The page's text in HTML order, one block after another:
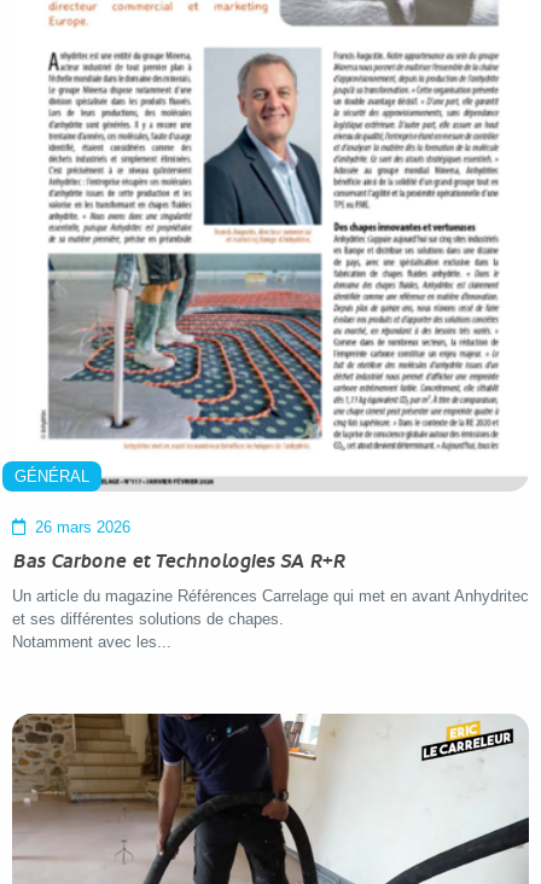
GÉNÉRAL
26 mars 2026
Bas Carbone et Technologies SA R+R
Un article du magazine Références Carrelage qui met en avant Anhydritec
et ses différentes solutions de chapes.
Notamment avec les...